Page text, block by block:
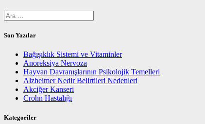
Arama:
Son Yazılar
Bağışıklık Sistemi ve Vitaminler
Anoreksiya Nervoza
Hayvan Davranışlarının Psikolojik Temelleri
Alzheimer Nedir Belirtileri Nedenleri
Akciğer Kanseri
Crohn Hastalığı
Kategoriler